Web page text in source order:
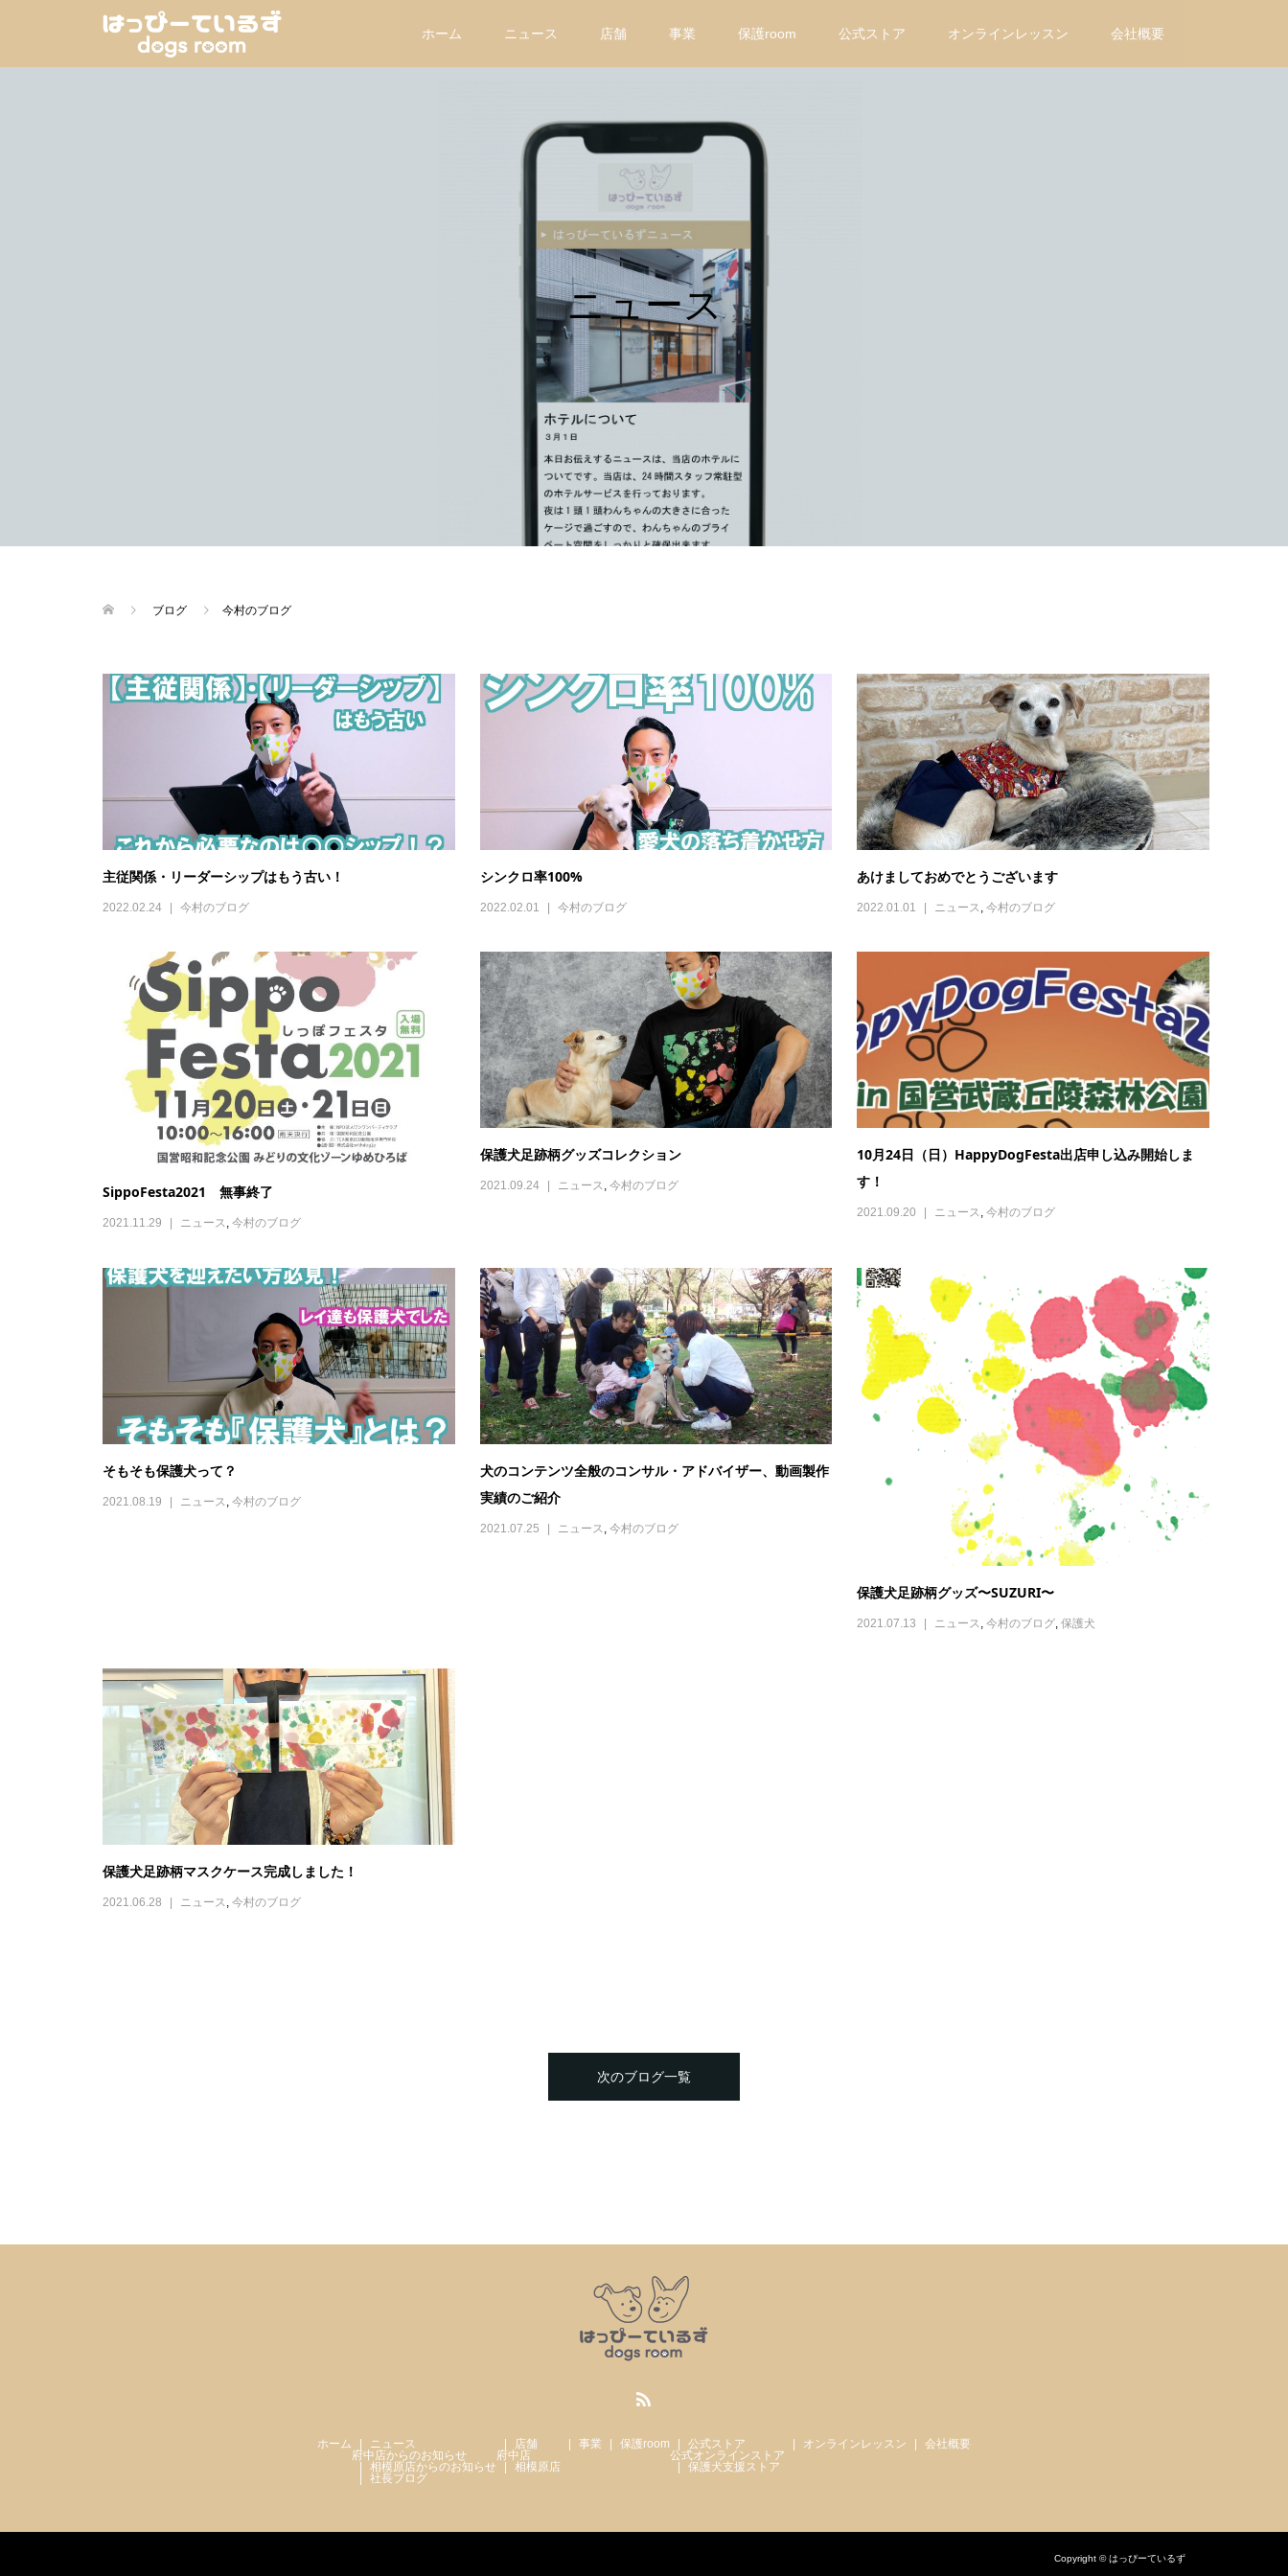
ホーム ニュース 店舗 事業 保護room 公式ストア オンラインレッスン 会社概要
ニュース
ブログ 今村のブログ
主従関係・リーダーシップはもう古い！
2022.02.24 今村のブログ
シンクロ率100%
2022.02.01 今村のブログ
あけましておめでとうございます
2022.01.01 ニュース 今村のブログ
SippoFesta2021 無事終了
2021.11.29 ニュース, 今村のブログ
保護犬足跡柄グッズコレクション
2021.09.24 ニュース, 今村のブログ
10月24日（日）HappyDogFesta出店申し込み開始しま
す！
2021.09.20 ニュース, 今村のブログ
そもそも保護犬って？
2021.08.19 ニュース 今村のブログ
犬のコンテンツ全般のコンサル・アドバイザー、動画製作
実績のご紹介
2021.07.25 ニュース 今村のブログ
保護犬足跡柄グッズ〜SUZURI〜
2021.07.13 ニュース, 今村のブログ, 保護犬
保護犬足跡柄マスクケース完成しました！
2021.06.28 ニュース, 今村のブログ
次のブログ一覧
ホーム
ニュース
府中店からのお知らせ
相模原店からのお知らせ
社長ブログ
店舗
府中店
相模原店
事業 保護room
公式ストア
公式オンラインストア
保護犬支援ストア
オンラインレッスン 会社概要
Copyright © はっぴーているず